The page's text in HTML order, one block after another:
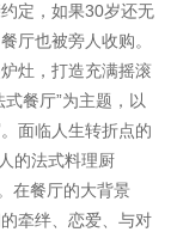
定，如果30岁还无
厅也被旁人收购。
灶，打造充满摇滚
餐厅”为主题，以
面临人生转折点的
的法式料理厨
在餐厅的大背景
牵绊、恋爱、与对